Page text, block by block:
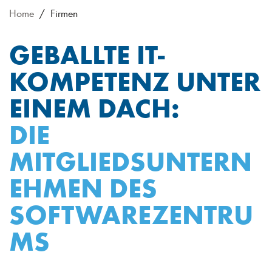
Home Firmen
GEBALLTE IT-
KOMPETENZ UNTER
EINEM DACH:
DIE
MITGLIEDSUNTERN
EHMEN DES
SOFTWAREZENTRU
MS